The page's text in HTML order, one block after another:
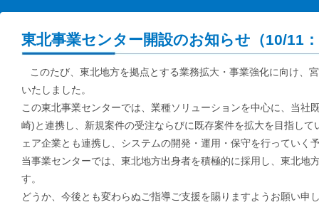
東北事業センター開設のお知らせ（10/11
このたび、東北地方を拠点とする業務拡大・事業強化に向け、
いたしました。
この東北事業センターでは、業種ソリューションを中心に、当社
崎)と連携し、新規案件の受注ならびに既存案件を拡大を目指し
ェア企業とも連携し、システムの開発・運用・保守を行っていく
当事業センターでは、東北地方出身者を積極的に採用し、東北地
す。
どうか、今後とも変わらぬご指導ご支援を賜りますようお願い申